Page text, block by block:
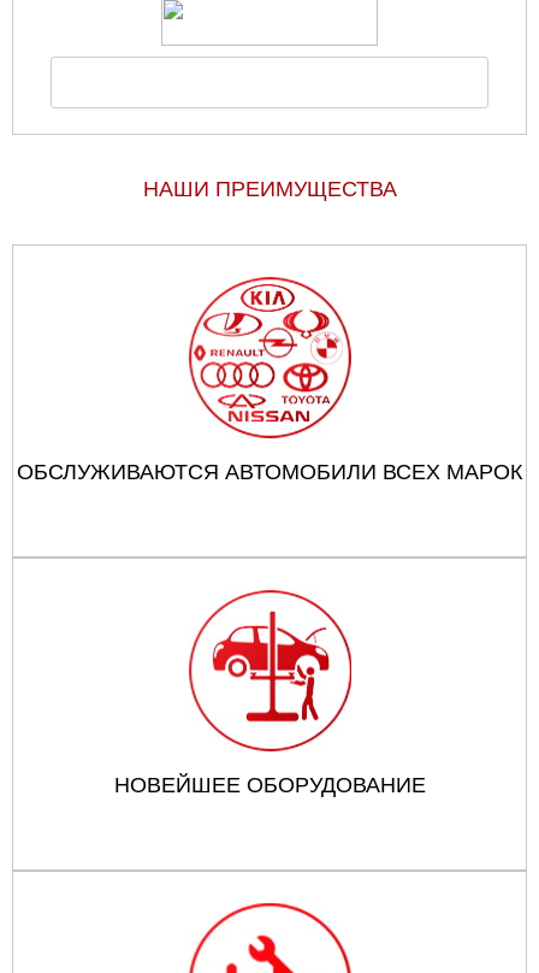
НАШИ ПРЕИМУЩЕСТВА
ОБСЛУЖИВАЮТСЯ АВТОМОБИЛИ ВСЕХ МАРОК
НОВЕЙШЕЕ ОБОРУДОВАНИЕ